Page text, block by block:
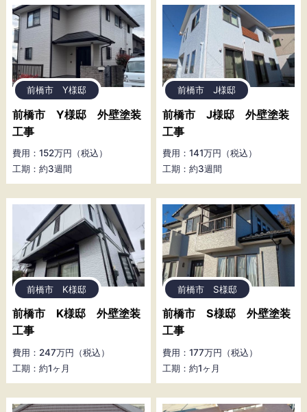
前橋市 Y様邸
前橋市 Y様邸 外壁塗装
工事
費用：152万円（税込）
工期：約3週間
前橋市 J様邸
前橋市 J様邸 外壁塗装
工事
費用：141万円（税込）
工期：約3週間
前橋市 K様邸
前橋市 K様邸 外壁塗装
工事
費用：247万円（税込）
工期：約1ヶ月
前橋市 S様邸
前橋市 S様邸 外壁塗装
工事
費用：177万円（税込）
工期：約1ヶ月